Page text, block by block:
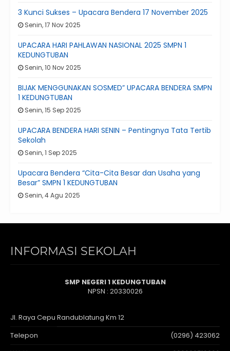
3 Kunci Sukses – Upacara Bendera 17 November 2025
Senin, 17 Nov 2025
UPACARA HARI PAHLAWAN NASIONAL 2025 SMPN 1
KEDUNGTUBAN
Senin, 10 Nov 2025
BIJAK MENGGUNAKAN SOSMED” UPACARA BENDERA SMPN
1 KEDUNGTUBAN
Senin, 15 Sep 2025
UPACARA BENDERA HARI SENIN – Pentingnya Tata Tertib
Sekolah
Senin, 1 Sep 2025
Upacara Bendera “Cita-Cita Besar dan Usaha yang
Besar” SMPN 1 KEDUNGTUBAN
Senin, 4 Agu 2025
INFORMASI SEKOLAH
SMP NEGERI 1 KEDUNGTUBAN
NPSN : 20330026
Jl. Raya Cepu Randublatung Km 12
Telepon
(0296) 423062